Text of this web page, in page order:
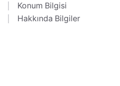
Konum Bilgisi
Hakkında Bilgiler